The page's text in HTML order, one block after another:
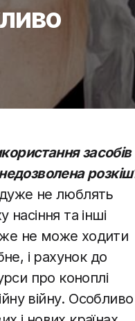
засобів
не люблять
та інші
не може ходити
і рахунок до
про коноплі
війну. Особливо